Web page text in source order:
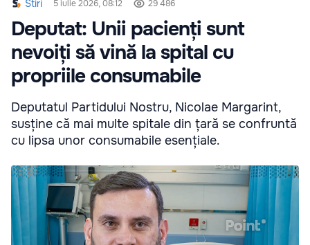
Stiri 5 iulie 2026, 08:12 29 486
Deputat: Unii pacienți sunt
nevoiți să vină la spital cu
propriile consumabile
Deputatul Partidului Nostru, Nicolae Margarint,
susține că mai multe spitale din țară se confruntă
cu lipsa unor consumabile esențiale.